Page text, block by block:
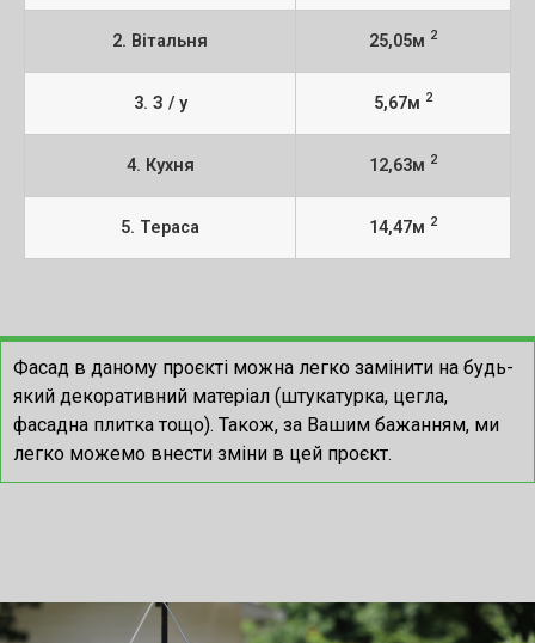
2. Вітальня 25,05м 2
3. З / у 5,67м 2
4. Кухня 12,63м 2
5. Тераса 14,47м 2
Фасад в даному проєкті можна легко замінити на будь-
який декоративний матеріал (штукатурка, цегла,
фасадна плитка тощо). Також, за Вашим бажанням, ми
легко можемо внести зміни в цей проєкт.